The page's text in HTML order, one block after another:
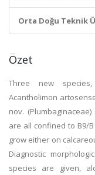
Orta Doğu Teknik
Özet
Three new
Acantholimon
nov.
are all confined to B9/
grow either on
Diagnostic
species are given,